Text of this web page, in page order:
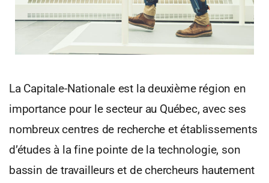
La Capitale-Nationale est la deuxième région en
importance pour le secteur au Québec, avec ses
nombreux centres de recherche et établissements
d’études à la fine pointe de la technologie, son
bassin de travailleurs et de chercheurs hautement